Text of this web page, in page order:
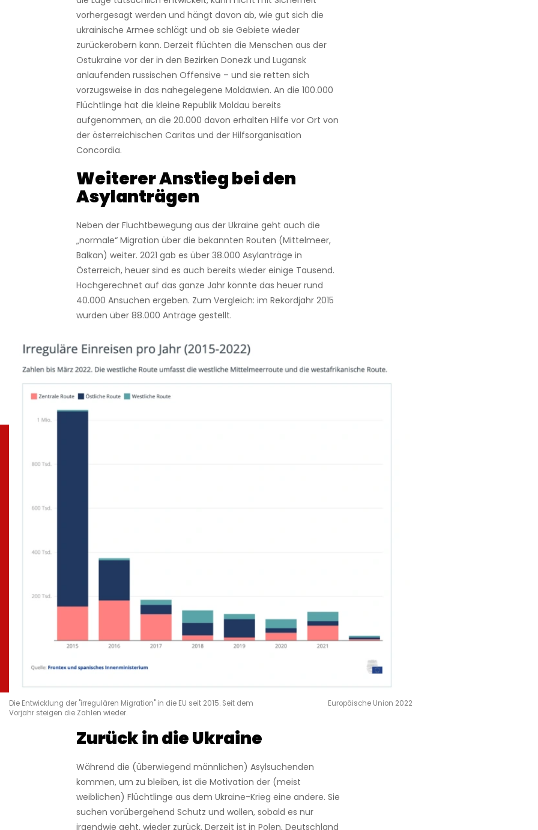
vorhergesagt werden und hängt davon ab, wie gut sich die
ukrainische Armee schlägt und ob sie Gebiete wieder
zurückerobern kann. Derzeit flüchten die Menschen aus der
Ostukraine vor der in den Bezirken Donezk und Lugansk
anlaufenden russischen Offensive – und sie retten sich
vorzugsweise in das nahegelegene Moldawien. An die 100.000
Flüchtlinge hat die kleine Republik Moldau bereits
aufgenommen, an die 20.000 davon erhalten Hilfe vor Ort von
der österreichischen Caritas und der Hilfsorganisation
Concordia.
Weiterer Anstieg bei den
Asylanträgen
Neben der Fluchtbewegung aus der Ukraine geht auch die
„normale“ Migration über die bekannten Routen (Mittelmeer,
Balkan) weiter. 2021 gab es über 38.000 Asylanträge in
Österreich, heuer sind es auch bereits wieder einige Tausend.
Hochgerechnet auf das ganze Jahr könnte das heuer rund
40.000 Ansuchen ergeben. Zum Vergleich: im Rekordjahr 2015
wurden über 88.000 Anträge gestellt.
Die Entwicklung der "irregulären Migration" in die EU seit 2015. Seit dem
Vorjahr steigen die Zahlen wieder.
Europäische Union 2022
Zurück in die Ukraine
Während die (überwiegend männlichen) Asylsuchenden
kommen, um zu bleiben, ist die Motivation der (meist
weiblichen) Flüchtlinge aus dem Ukraine-Krieg eine andere. Sie
suchen vorübergehend Schutz und wollen, sobald es nur
irgendwie geht, wieder zurück. Derzeit ist in Polen, Deutschland